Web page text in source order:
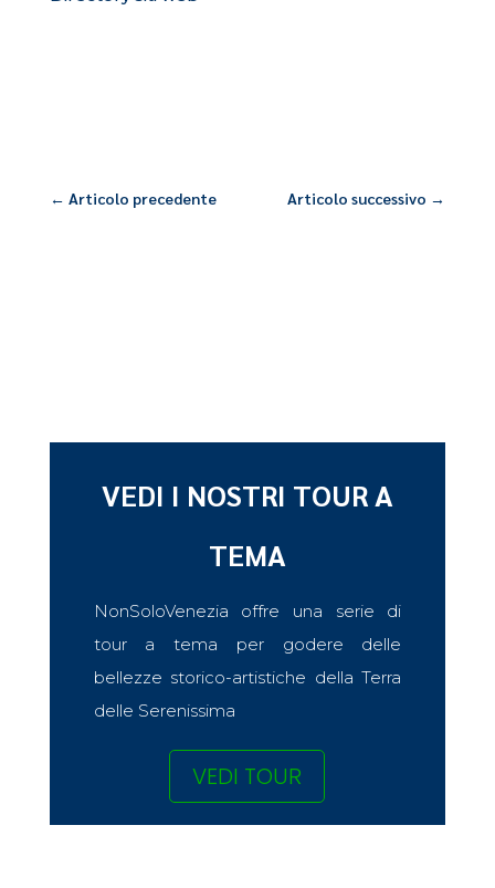
← Articolo precedente Articolo successivo →
VEDI I NOSTRI TOUR A
TEMA
NonSoloVenezia offre una serie di
tour a tema per godere delle
bellezze storico-artistiche della Terra
delle Serenissima
VEDI TOUR